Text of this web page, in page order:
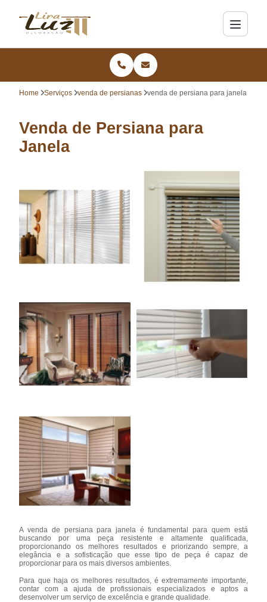
Home Serviços venda de persianas venda de persiana para janela
Venda de Persiana para
Janela
A venda de persiana para janela é fundamental para quem está
buscando por uma peça resistente e altamente qualificada,
proporcionando os melhores resultados e priorizando sempre, a
elegância e a sofisticação que esse tipo de peça é capaz de
proporcionar para os mais diversos ambientes.
Para que haja os melhores resultados, é extremamente importante,
contar com a ajuda de profissionais especializados e aptos a
desenvolver um serviço de excelência e grande qualidade.